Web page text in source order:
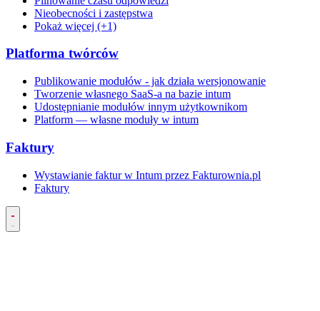
Nieobecności i zastępstwa
Pokaż więcej (+1)
Platforma twórców
Publikowanie modułów - jak działa wersjonowanie
Tworzenie własnego SaaS-a na bazie intum
Udostępnianie modułów innym użytkownikom
Platform — własne moduły w intum
Faktury
Wystawianie faktur w Intum przez Fakturownia.pl
Faktury